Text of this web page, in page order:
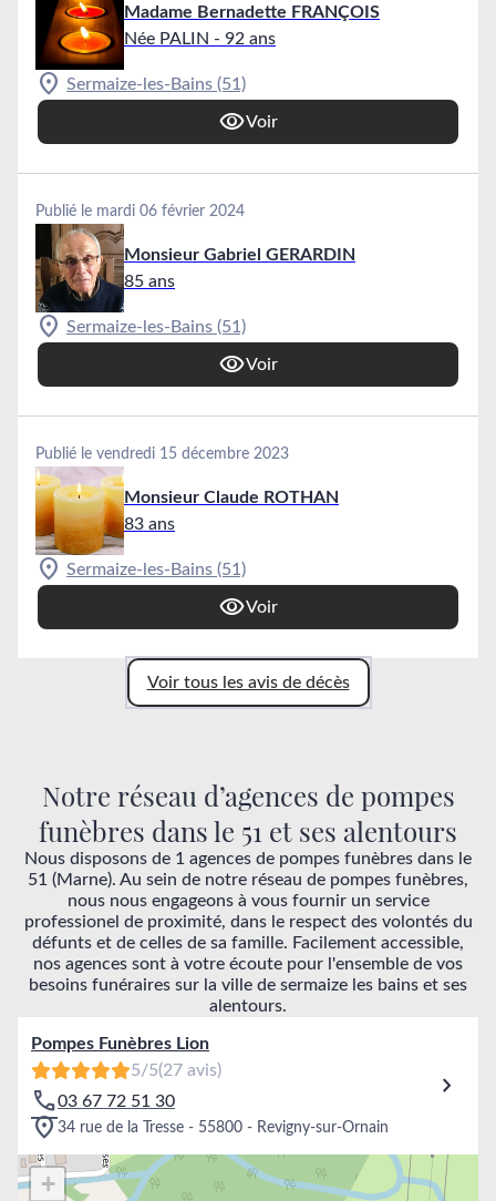
Madame Bernadette FRANÇOIS
Née PALIN - 92 ans
Sermaize-les-Bains (51)
Voir
Publié le mardi 06 février 2024
Monsieur Gabriel GERARDIN
85 ans
Sermaize-les-Bains (51)
Voir
Publié le vendredi 15 décembre 2023
Monsieur Claude ROTHAN
83 ans
Sermaize-les-Bains (51)
Voir
Voir tous les avis de décès
Notre réseau d’agences de pompes
funèbres dans le 51 et ses alentours
Nous disposons de 1 agences de pompes funèbres dans le
51 (Marne). Au sein de notre réseau de pompes funèbres,
nous nous engageons à vous fournir un service
professionel de proximité, dans le respect des volontés du
défunts et de celles de sa famille. Facilement accessible,
nos agences sont à votre écoute pour l'ensemble de vos
besoins funéraires sur la ville de sermaize les bains et ses
alentours.
Pompes Funèbres Lion
5/5(27 avis)
03 67 72 51 30
34 rue de la Tresse - 55800 - Revigny-sur-Ornain
+